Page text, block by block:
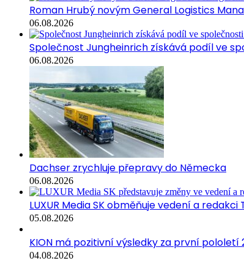
Roman Hrubý novým General Logistics
06.08.2026
Společnost Jungheinrich získává podíl ve
06.08.2026
Dachser zrychluje přepravy do Německa
06.08.2026
LUXUR Media SK obměňuje vedení a redakci
05.08.2026
KION má pozitivní výsledky za první pololetí
04.08.2026